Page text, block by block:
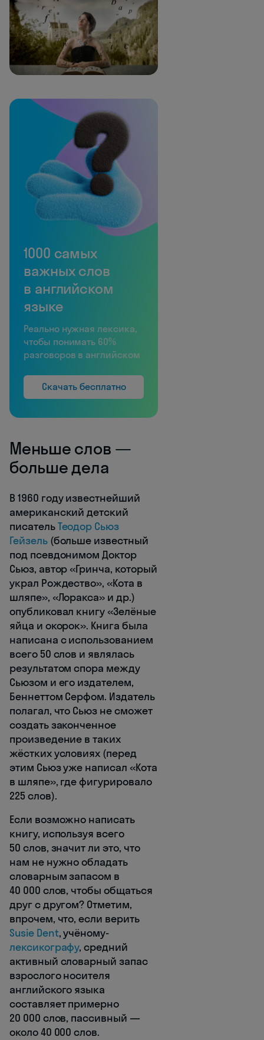
1000 самых
важных слов
в английском
языке
Реально нужная лексика,
чтобы понимать 60%
разговоров в английском
Скачать бесплатно
Меньше слов —
больше дела
В 1960 году известнейший
американский детский
писательТеодор Сьюз
Гейзель(больше известный
под псевдонимом Доктор
Сьюз, автор «Гринча, который
украл Рождество», «Кота в
шляпе», «Лоракса» и др.)
опубликовал книгу «Зелёные
яйца и окорок». Книга была
написана с использованием
всего 50 слов и являлась
результатом спора между
Сьюзом и его издателем,
Беннеттом Серфом. Издатель
полагал, что Сьюз не сможет
создать законченное
произведение в таких
жёстких условиях (перед
этим Сьюз уже написал «Кота
в шляпе», где фигурировало
225 слов).
Если возможно написать
книгу, используя всего
50 слов, значит ли это, что
нам не нужно обладать
словарным запасом в
40 000 слов, чтобы общаться
друг с другом? Отметим,
впрочем, что, если верить
Susie Dent, учёному-
лексикографу, средний
активный словарный запас
взрослого носителя
английского языка
составляет примерно
20 000 слов, пассивный —
около 40 000 слов.